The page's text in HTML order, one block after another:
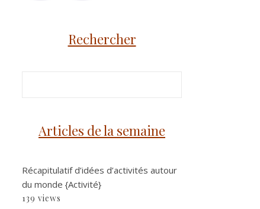
Rechercher
Articles de la semaine
Récapitulatif d’idées d’activités autour
du monde {Activité}
139 views